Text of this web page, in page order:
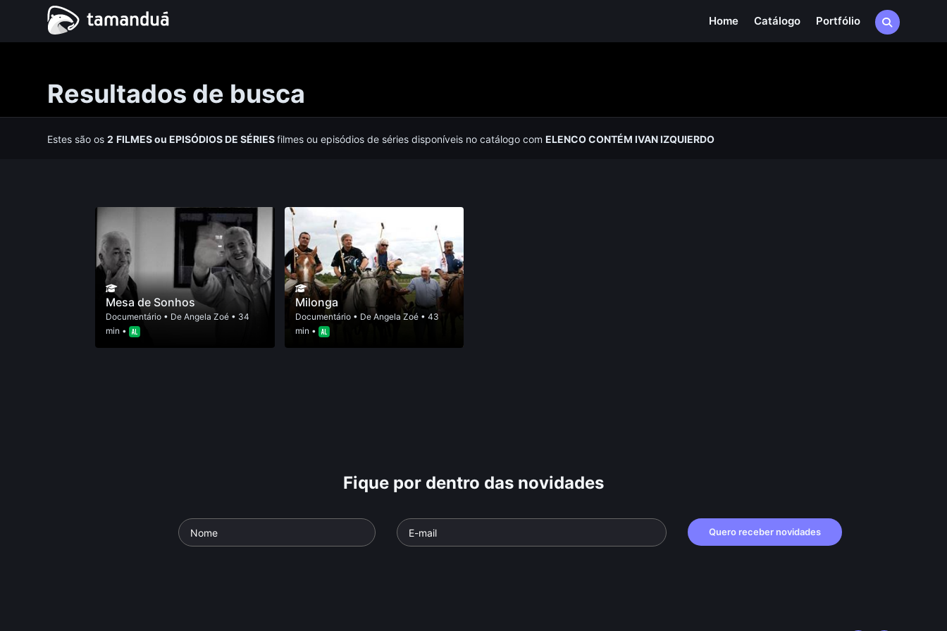
Home Catálogo Portfólio
Resultados de busca
Estes são os2 FILMESou EPISÓDIOS DE SÉRIESfilmes ou episódios de séries disponíveis no catálogo comELENCO CONTÉM IVAN IZQUIERDO
Mesa de Sonhos
Documentário• De Angela Zoé• 34
min •
Milonga
Documentário• DeAngela Zoé• 43
min •
Fique por dentro das novidades
Quero receber novidades